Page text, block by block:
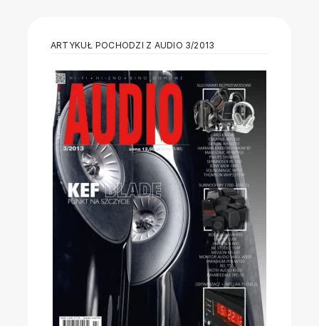
ARTYKUŁ POCHODZI Z AUDIO 3/2013